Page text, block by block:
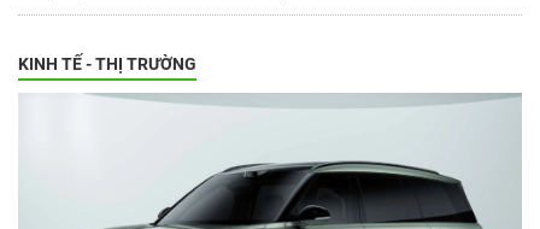
KINH TẾ - THỊ TRƯỜNG